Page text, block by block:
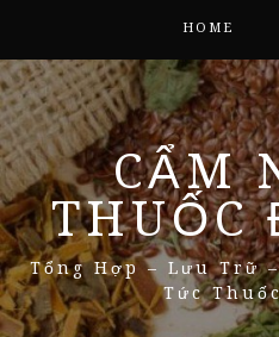
HOME
CẨM
THUỐC
Tổng Hợp – Lưu Trữ
Tức